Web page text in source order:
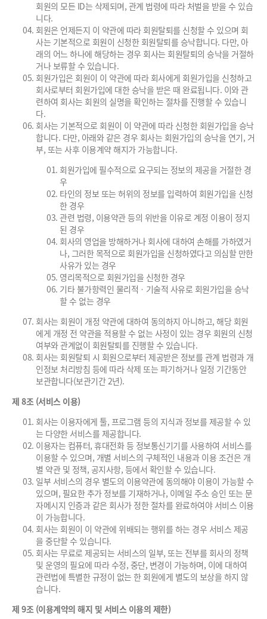
회원의 모든 ID는 삭제되며, 관계 법령에 따라 처벌을 받을 수 있습
니다.
회원은 언제든지 이 약관에 따라 회원탈퇴를 신청할 수 있으며 회
사는 기본적으로 회원이 신청한 회원탈퇴를 승낙합니다. 다만, 아
래의 어느 하나에 해당하는 경우 회사는 회원탈퇴의 승낙을 거절하
거나 보류할 수 있습니다.
회원가입은 회원이 이 약관에 따라 회사에게 회원가입을 신청하고
회사로부터 회원가입에 대한 승낙을 받은 때 완료됩니다. 이와 관
련하여 회사는 회원의 실명을 확인하는 절차를 진행할 수 있습니
다.
회사는 기본적으로 회원이 이 약관에 따라 신청한 회원가입을 승낙
합니다. 다만, 아래와 같은 경우 회사는 회원가입의 승낙을 연기, 거
부, 또는 사후 이용계약 해지가 가능합니다.
회원가입에 필수적으로 요구되는 정보의 제공을 거절한 경
우
타인의 정보 또는 허위의 정보를 입력하여 회원가입을 신청
한 경우
관련 법령, 이용약관 등의 위반을 이유로 계정 이용이 정지
된 경우
회사의 영업을 방해하거나 회사에 대하여 손해를 가하였거
나, 그러한 목적으로 회원가입을 신청하였다고 의심할 만한
사유가 있는 경우
영리목적으로 회원가입을 신청한 경우
기타 불가항력인 물리적ㆍ기술적 사유로 회원가입을 승낙
할 수 없는 경우
회사는 회원이 개정 약관에 대하여 동의하지 아니하고, 해당 회원
에게 개정 전 약관을 적용할 수 없는 사정이 있는 경우 회원의 신청
여부와 관계없이 회원탈퇴를 진행할 수 있습니다.
회사는 회원탈퇴 시 회원으로부터 제공받은 정보를 관계 법령과 개
인정보 처리방침 등에 따라 삭제 또는 파기하거나 일정 기간동안
보관합니다(보관기간 2년).
제 8조 (서비스 이용)
회사는 이용자에게 툴, 프로그램 등의 지식과 정보를 제공할 수 있
는 다양한 서비스를 제공합니다.
이용자는 컴퓨터, 휴대전화 등 정보통신기기를 사용하여 서비스를
이용할 수 있으며, 개별 서비스의 구체적인 내용과 이용 조건은 개
별 약관 및 정책, 공지사항, 등에서 확인할 수 있습니다.
일부 서비스의 경우 별도의 이용약관에 동의해야 이용이 가능할 수
있으며, 필요한 추가 정보를 기재하거나, 이메일 주소 승인 또는 문
자메시지 인증과 같은 회사가 정한 절차를 완료하여야 서비스 이용
이 가능합니다.
회사는 회원이 이 약관에 위배되는 행위를 하는 경우 서비스 제공
을 중단할 수 있습니다.
회사는 무료로 제공되는 서비스의 일부, 또는 전부를 회사의 정책
및 운영의 필요에 따라 수정, 중단, 변경이 가능하며, 이에 대하여
관련법에 특별한 규정이 없는 한 회원에게 별도의 보상을 하지 않
습니다.
제 9조 (이용계약의 해지 및 서비스 이용의 제한)